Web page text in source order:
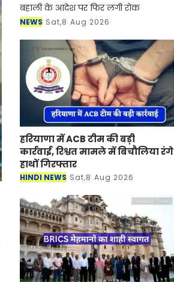
बहाली के आदेश पर फिर लगी रोक
NEWS Sat,8 Aug 2026
हरियाणा में ACB टीम की बड़ी
कार्रवाई, रिश्वत मामले में बिचौलिया रंगे
हाथों गिरफ्तार
HINDI NEWS Sat,8 Aug 2026